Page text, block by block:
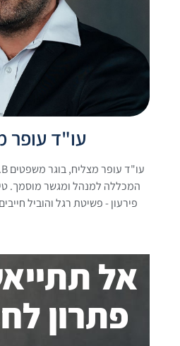
עו"ד עופר
המכללה למנהל ומגשר מוסמך.
פירעון - פשיטת רגל והוביל
אל
פתרון